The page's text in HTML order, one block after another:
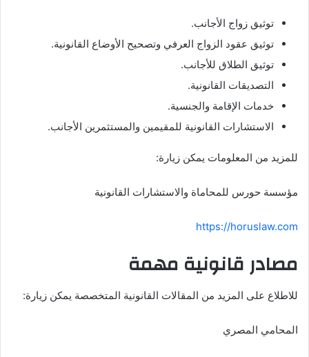
توثيق زواج الأجانب.
توثيق عقود الزواج العرفي وتصحيح الأوضاع القانونية.
توثيق الطلاق للأجانب.
التصديقات القانونية.
خدمات الإقامة والجنسية.
الاستشارات القانونية للمقيمين والمستثمرين الأجانب.
للمزيد من المعلومات يمكن زيارة:
مؤسسة حورس للمحاماة والاستشارات القانونية
https://horuslaw.com
مصادر قانونية مهمة
للاطلاع على المزيد من المقالات القانونية المتخصصة يمكن زيارة:
المحامي المصري